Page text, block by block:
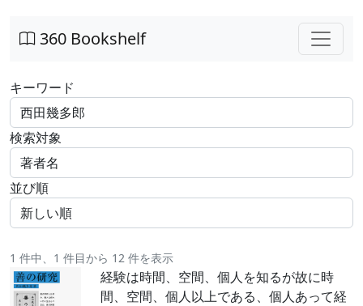
360 Bookshelf
キーワード
検索対象
並び順
1 件中、1 件目から 12 件を表示
経験は時間、空間、個人を知るが故に時
間、空間、個人以上である、個人あって経